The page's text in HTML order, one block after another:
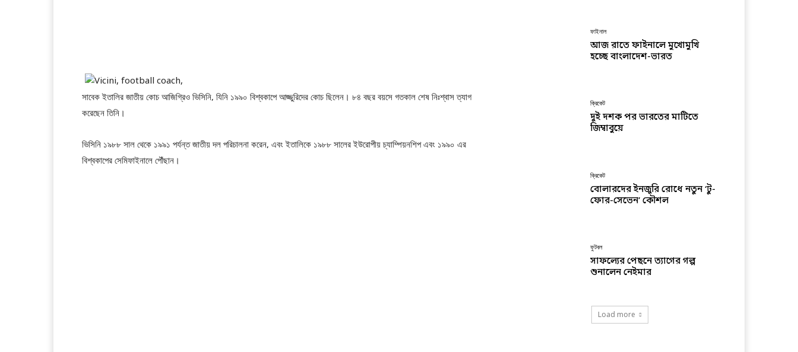
সাবেক ইতালির জাতীয় কোচ আজিগ্রিও ভিসিনি, যিনি ১৯৯০ বিশ্বকাপে আজ্জুরিদের কোচ ছিলেন। ৮৪ বছর বয়সে গতকাল শেষ নিঃশ্বাস ত্যাগ
করেছেন তিনি।
ভিসিনি ১৯৮৮ সাল থেকে ১৯৯১ পর্যন্ত জাতীয় দল পরিচালনা করেন, এবং ইতালিকে ১৯৮৮ সালের ইউরোপীয় চ্যাম্পিয়নশিপ এবং ১৯৯০ এর
বিশ্বকাপের সেমিফাইনালে পৌঁছান।
ফাইনাল
আজ রাতে ফাইনালে মুখোমুখি
হচ্ছে বাংলাদেশ-ভারত
ক্রিকেট
দুই দশক পর ভারতের মাটিতে
জিম্বাবুয়ে
ক্রিকেট
বোলারদের ইনজুরি রোধে নতুন ‘টু-
ফোর-সেভেন’ কৌশল
ফুটবল
সাফল্যের পেছনে ত্যাগের গল্প
শুনালেন নেইমার
Load more